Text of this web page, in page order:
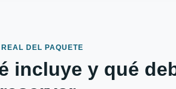
DEL PAQUETE
incluye y qué